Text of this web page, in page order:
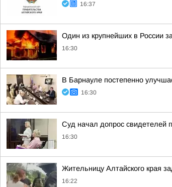
16:37
Один из крупнейших в России
16:30
В Барнауле постепенно
16:30
Суд начал допрос
16:30
Жительницу Алтайского края
16:22